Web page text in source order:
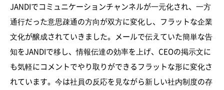
JANDIでコミュニケーションチャンネルが一元化され、一方
通行だった意思疎通の方向が双方に変化し、フラットな企業
文化が醸成されていきました。メールで伝えていた簡単な告
知をJANDIで移し、情報伝達の効率を上げ、CEOの掲示文に
も気軽にコメントでやり取りができるフラットな形に変化さ
れています。今は社員の反応を見ながら新しい社内制度の存